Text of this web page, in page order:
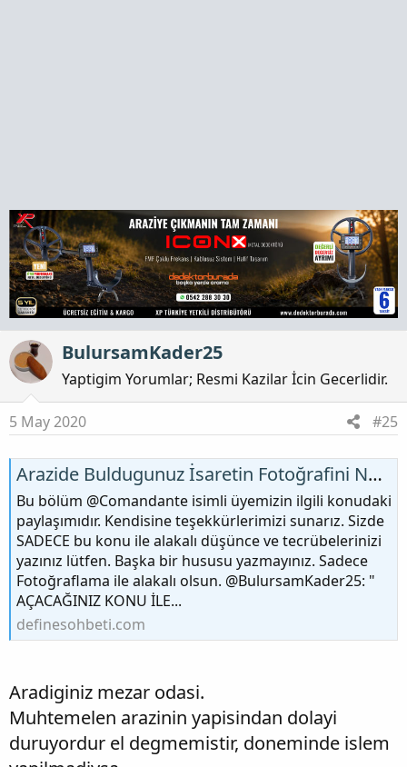
BulursamKader25
Yaptigim Yorumlar; Resmi Kazilar İcin Gecerlidir.
5 May 2020 #25
Arazide Buldugunuz İsaretin Fotoğrafini Nasil Çekmelisiniz..?
Bu bölüm @Comandante isimli üyemizin ilgili konudaki
paylaşımıdır. Kendisine teşekkürlerimizi sunarız. Sizde
SADECE bu konu ile alakalı düşünce ve tecrübelerinizi
yazınız lütfen. Başka bir hususu yazmayınız. Sadece
Fotoğraflama ile alakalı olsun. @BulursamKader25: "
AÇACAĞINIZ KONU İLE...
definesohbeti.com
Aradiginiz mezar odasi.
Muhtemelen arazinin yapisindan dolayi
duruyordur el degmemistir, doneminde islem